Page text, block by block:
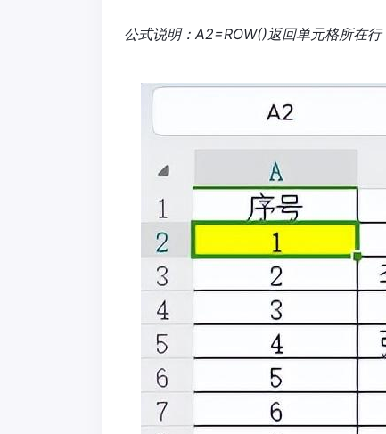
公式说明：A2=ROW()返回单元格所在